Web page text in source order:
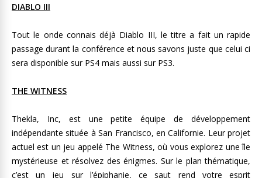
DIABLO III
Tout le onde connais déjà Diablo III, le titre a fait un rapide
passage durant la conférence et nous savons juste que celui ci
sera disponible sur PS4 mais aussi sur PS3.
THE WITNESS
Thekla, Inc, est une petite équipe de développement
indépendante située à San Francisco, en Californie. Leur projet
actuel est un jeu appelé The Witness, où vous explorez une île
mystérieuse et résolvez des énigmes. Sur le plan thématique,
c’est un jeu sur l’épiphanie, ce saut rend votre esprit